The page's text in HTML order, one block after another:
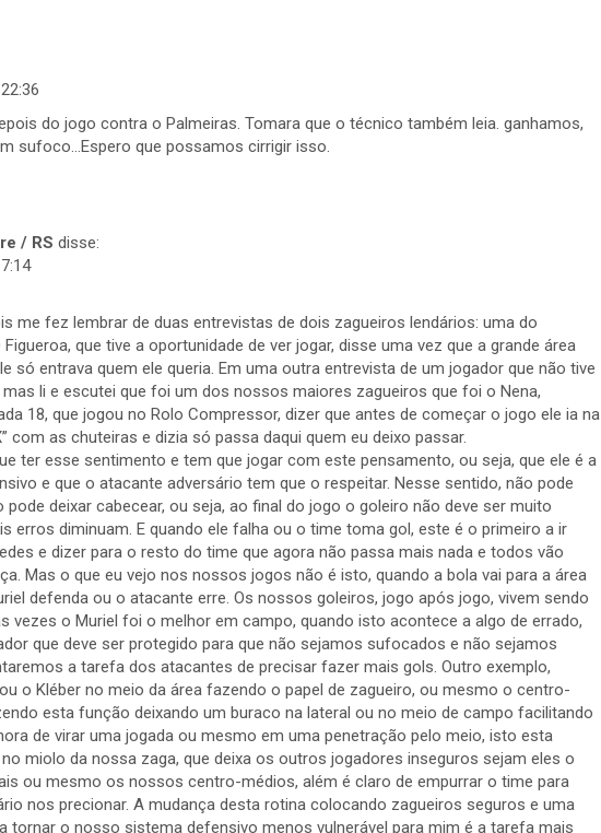
do jogo contra o Palmeiras. Tomara que o técnico também leia. ganhamos,
sufoco…Espero que possamos cirrigir isso.
/ RS disse:
me fez lembrar de duas entrevistas de dois zagueiros lendários: uma do
que tive a oportunidade de ver jogar, disse uma vez que a grande área
só entrava quem ele queria. Em uma outra entrevista de um jogador que não tive
mas li e escutei que foi um dos nossos maiores zagueiros que foi o Nena,
18, que jogou no Rolo Compressor, dizer que antes de começar o jogo ele ia na
com as chuteiras e dizia só passa daqui quem eu deixo passar.
ter esse sentimento e tem que jogar com este pensamento, ou seja, que ele é a
e que o atacante adversário tem que o respeitar. Nesse sentido, não pode
pode deixar cabecear, ou seja, ao final do jogo o goleiro não deve ser muito
erros diminuam. E quando ele falha ou o time toma gol, este é o primeiro a ir
e dizer para o resto do time que agora não passa mais nada e todos vão
Mas o que eu vejo nos nossos jogos não é isto, quando a bola vai para a área
defenda ou o atacante erre. Os nossos goleiros, jogo após jogo, vivem sendo
vezes o Muriel foi o melhor em campo, quando isto acontece a algo de errado,
que deve ser protegido para que não sejamos sufocados e não sejamos
a tarefa dos atacantes de precisar fazer mais gols. Outro exemplo,
o Kléber no meio da área fazendo o papel de zagueiro, ou mesmo o centro-
esta função deixando um buraco na lateral ou no meio de campo facilitando
de virar uma jogada ou mesmo em uma penetração pelo meio, isto esta
miolo da nossa zaga, que deixa os outros jogadores inseguros sejam eles o
ou mesmo os nossos centro-médios, além é claro de empurrar o time para
nos precionar. A mudança desta rotina colocando zagueiros seguros e uma
tornar o nosso sistema defensivo menos vulnerável para mim é a tarefa mais